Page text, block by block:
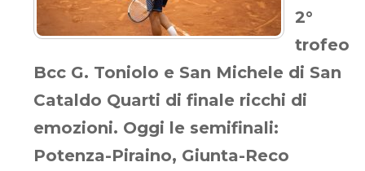
2°
trofeo
Bcc G. Toniolo e San Michele di San
Cataldo Quarti di finale ricchi di
emozioni. Oggi le semifinali:
Potenza-Piraino, Giunta-Reco